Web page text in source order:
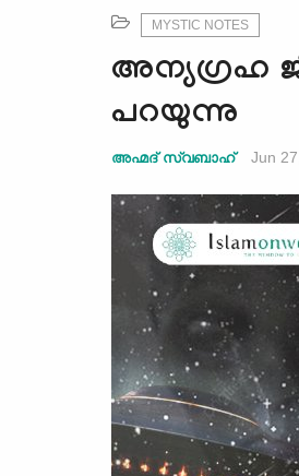
MYSTIC NOTES
അന്യഗ്രഹ
പറയുന്നു
അഹ്മദ് സ്വബാഹ് Jun